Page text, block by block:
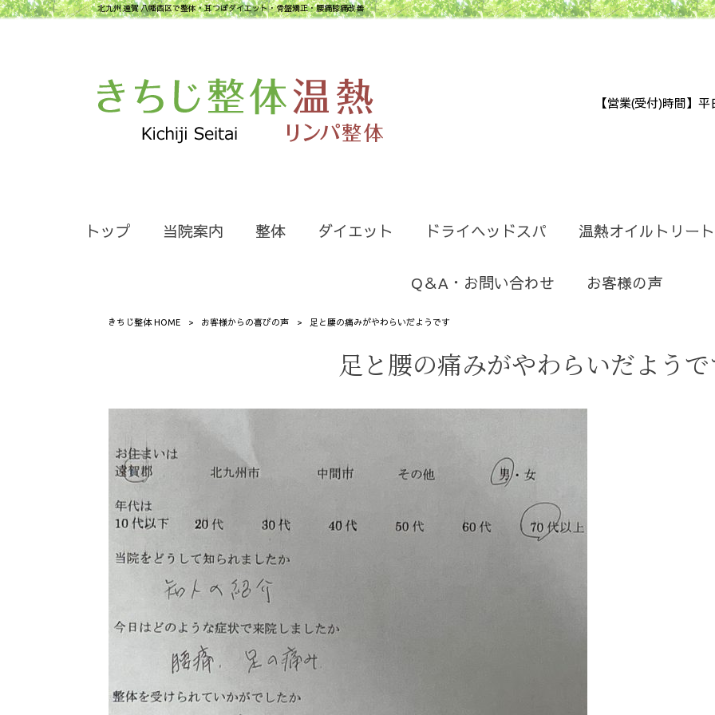
北九州 遠賀 八幡西区で整体・耳つぼダイエット・骨盤矯正・腰痛膝痛改善
【営業(受付)時間】
トップ 当院案内 整体 ダイエット ドライヘッドスパ 温熱オイルトリー
Q＆A・お問い合わせ お客様の声
きちじ整体 HOME > お客様からの喜びの声 > 足と腰の痛みがやわらいだようです
足と腰の痛みがやわらいだようで